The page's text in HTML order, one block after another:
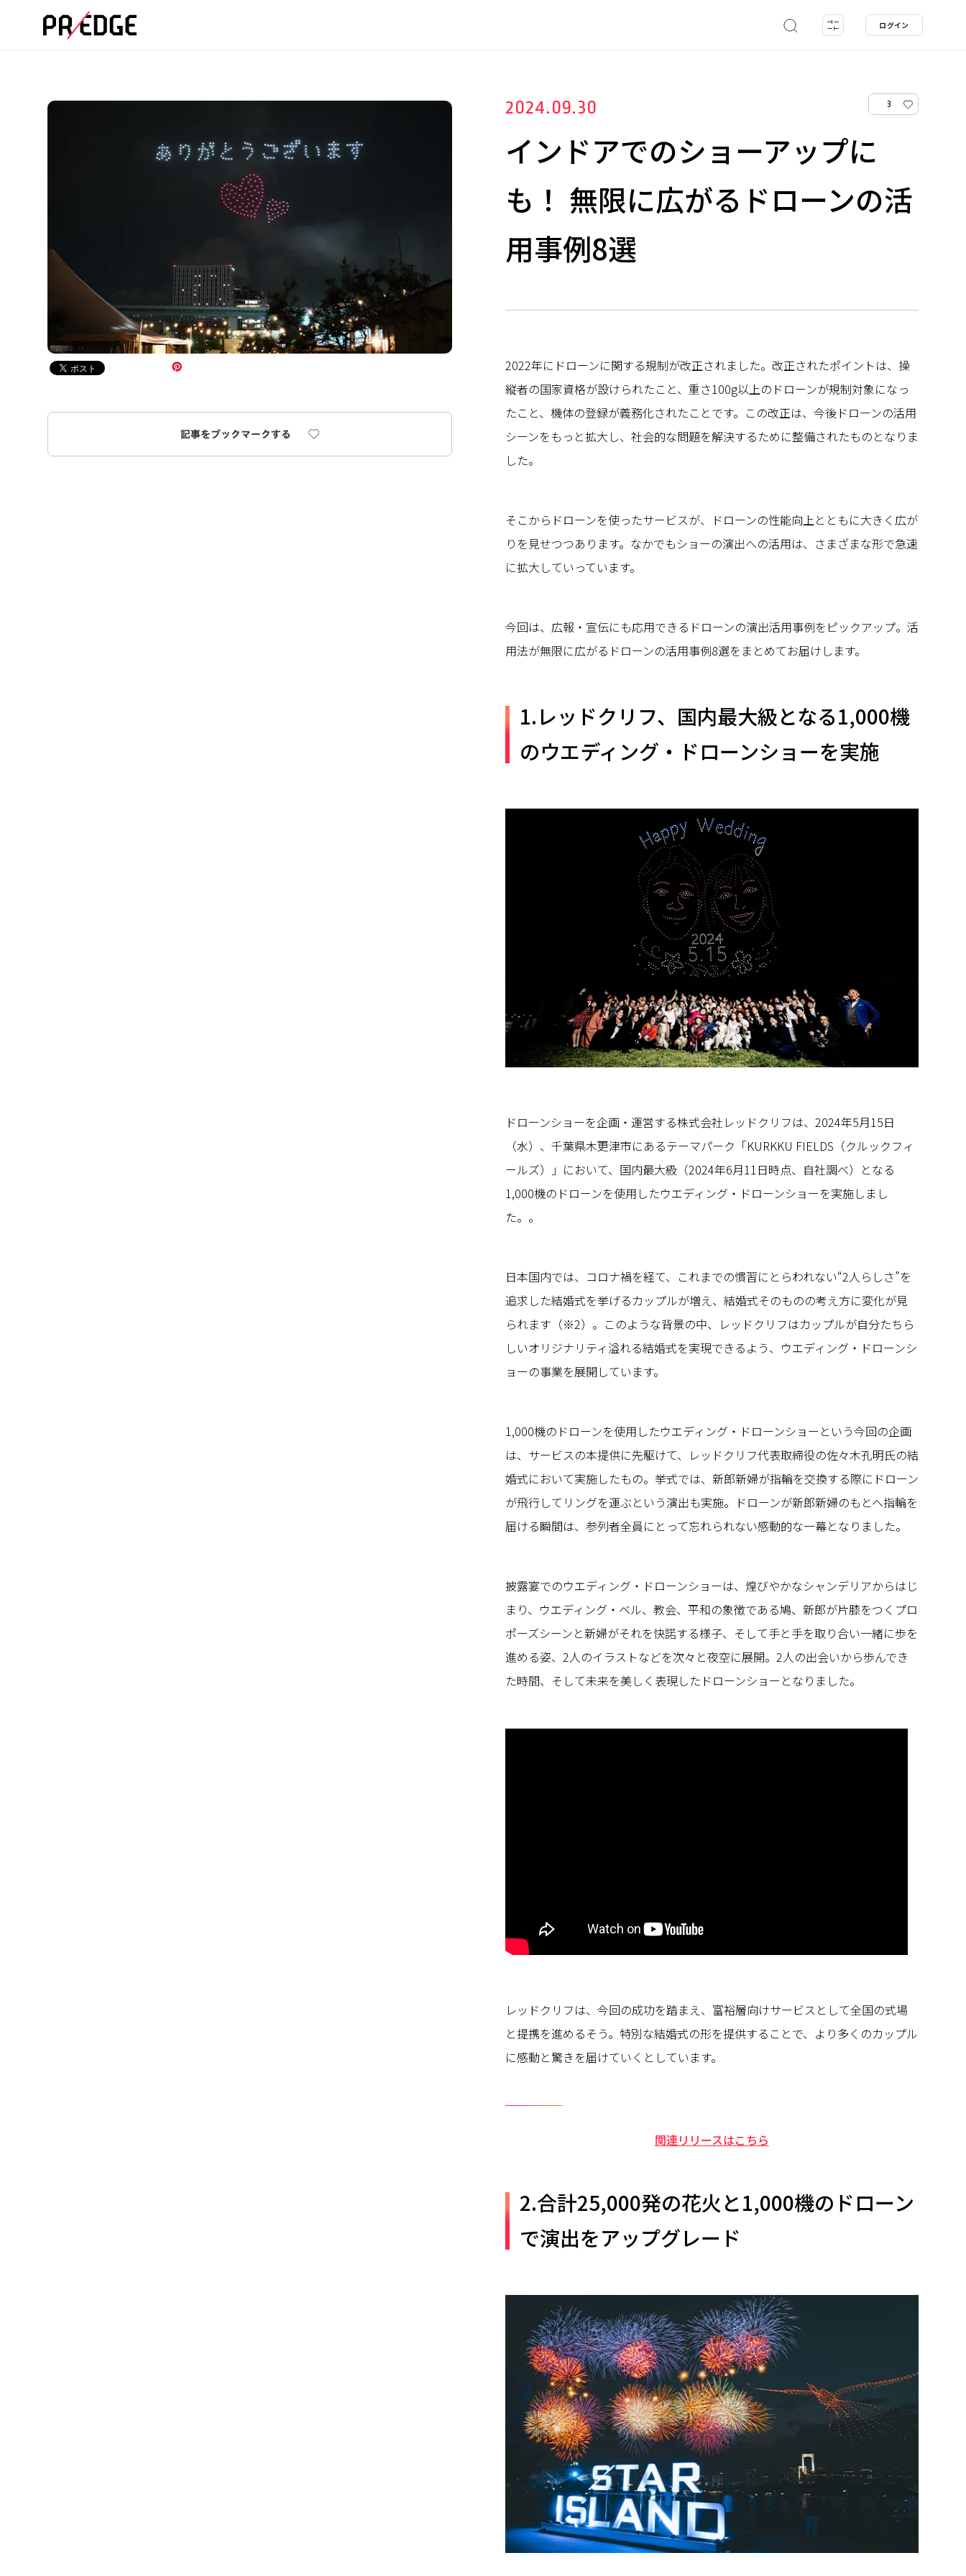
ログイン
2024.09.30 3
インドアでのショーアップに
も！ 無限に広がるドローンの活
用事例8選
2022年にドローンに関する規制が改正されました。改正されたポイントは、操
縦者の国家資格が設けられたこと、重さ100g以上のドローンが規制対象になっ
たこと、機体の登録が義務化されたことです。この改正は、今後ドローンの活用
シーンをもっと拡大し、社会的な問題を解決するために整備されたものとなりま
した。
そこからドローンを使ったサービスが、ドローンの性能向上とともに大きく広が
りを見せつつあります。なかでもショーの演出への活用は、さまざまな形で急速
に拡大していっています。
今回は、広報・宣伝にも応用できるドローンの演出活用事例をピックアップ。活
用法が無限に広がるドローンの活用事例8選をまとめてお届けします。
1.レッドクリフ、国内最大級となる1,000機
のウエディング・ドローンショーを実施
ドローンショーを企画・運営する株式会社レッドクリフは、2024年5月15日
（水）、千葉県木更津市にあるテーマパーク「KURKKU FIELDS（クルックフィ
ールズ）」において、国内最大級（2024年6月11日時点、自社調べ）となる
1,000機のドローンを使用したウエディング・ドローンショーを実施しまし
た。。
日本国内では、コロナ禍を経て、これまでの慣習にとらわれない“2人らしさ”を
追求した結婚式を挙げるカップルが増え、結婚式そのものの考え方に変化が見
られます（※2）。このような背景の中、レッドクリフはカップルが自分たちら
しいオリジナリティ溢れる結婚式を実現できるよう、ウエディング・ドローンシ
ョーの事業を展開しています。
1,000機のドローンを使用したウエディング・ドローンショーという今回の企画
は、サービスの本提供に先駆けて、レッドクリフ代表取締役の佐々木孔明氏の結
婚式において実施したもの。挙式では、新郎新婦が指輪を交換する際にドローン
が飛行してリングを運ぶという演出も実施。ドローンが新郎新婦のもとへ指輪を
届ける瞬間は、参列者全員にとって忘れられない感動的な一幕となりました。
披露宴でのウエディング・ドローンショーは、煌びやかなシャンデリアからはじ
まり、ウエディング・ベル、教会、平和の象徴である鳩、新郎が片膝をつくプロ
ポーズシーンと新婦がそれを快諾する様子、そして手と手を取り合い一緒に歩を
進める姿、2人のイラストなどを次々と夜空に展開。2人の出会いから歩んでき
た時間、そして未来を美しく表現したドローンショーとなりました。
レッドクリフは、今回の成功を踏まえ、富裕層向けサービスとして全国の式場
と提携を進めるそう。特別な結婚式の形を提供することで、より多くのカップル
に感動と驚きを届けていくとしています。
関連リリースはこちら
2.合計25,000発の花火と1,000機のドローン
で演出をアップグレード